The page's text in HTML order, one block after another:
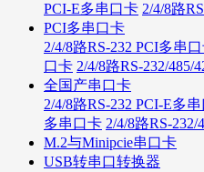
PCI-E多串口卡 2/4/8路
PCI多串口卡
2/4/8路RS-232 PCI多串
口卡 2/4/8路RS-232/485/
全国产串口卡
2/4/8路RS-232 PCI-E多
多串口卡 2/4/8路RS-
M.2与Minipcie串口卡
USB转串口转换器